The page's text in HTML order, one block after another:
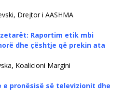
Drejtor i AASHMA
Raportim etik mbi
dhe çështje që prekin ata
Koalicioni Margini
pronësisë së televizionit dhe